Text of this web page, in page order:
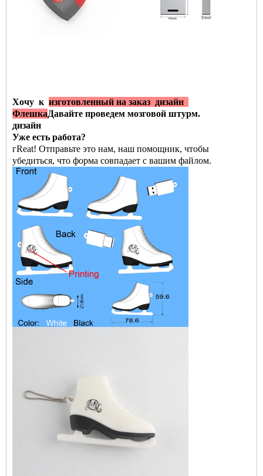
Хочу к изготовленный на заказ дизайн
ФлешкаДавайте проведем мозговой штурм.
дизайн
Уже есть работа?
гReat! Отправьте это нам, наш помощник, чтобы
убедиться, что форма совпадает с вашим файлом.